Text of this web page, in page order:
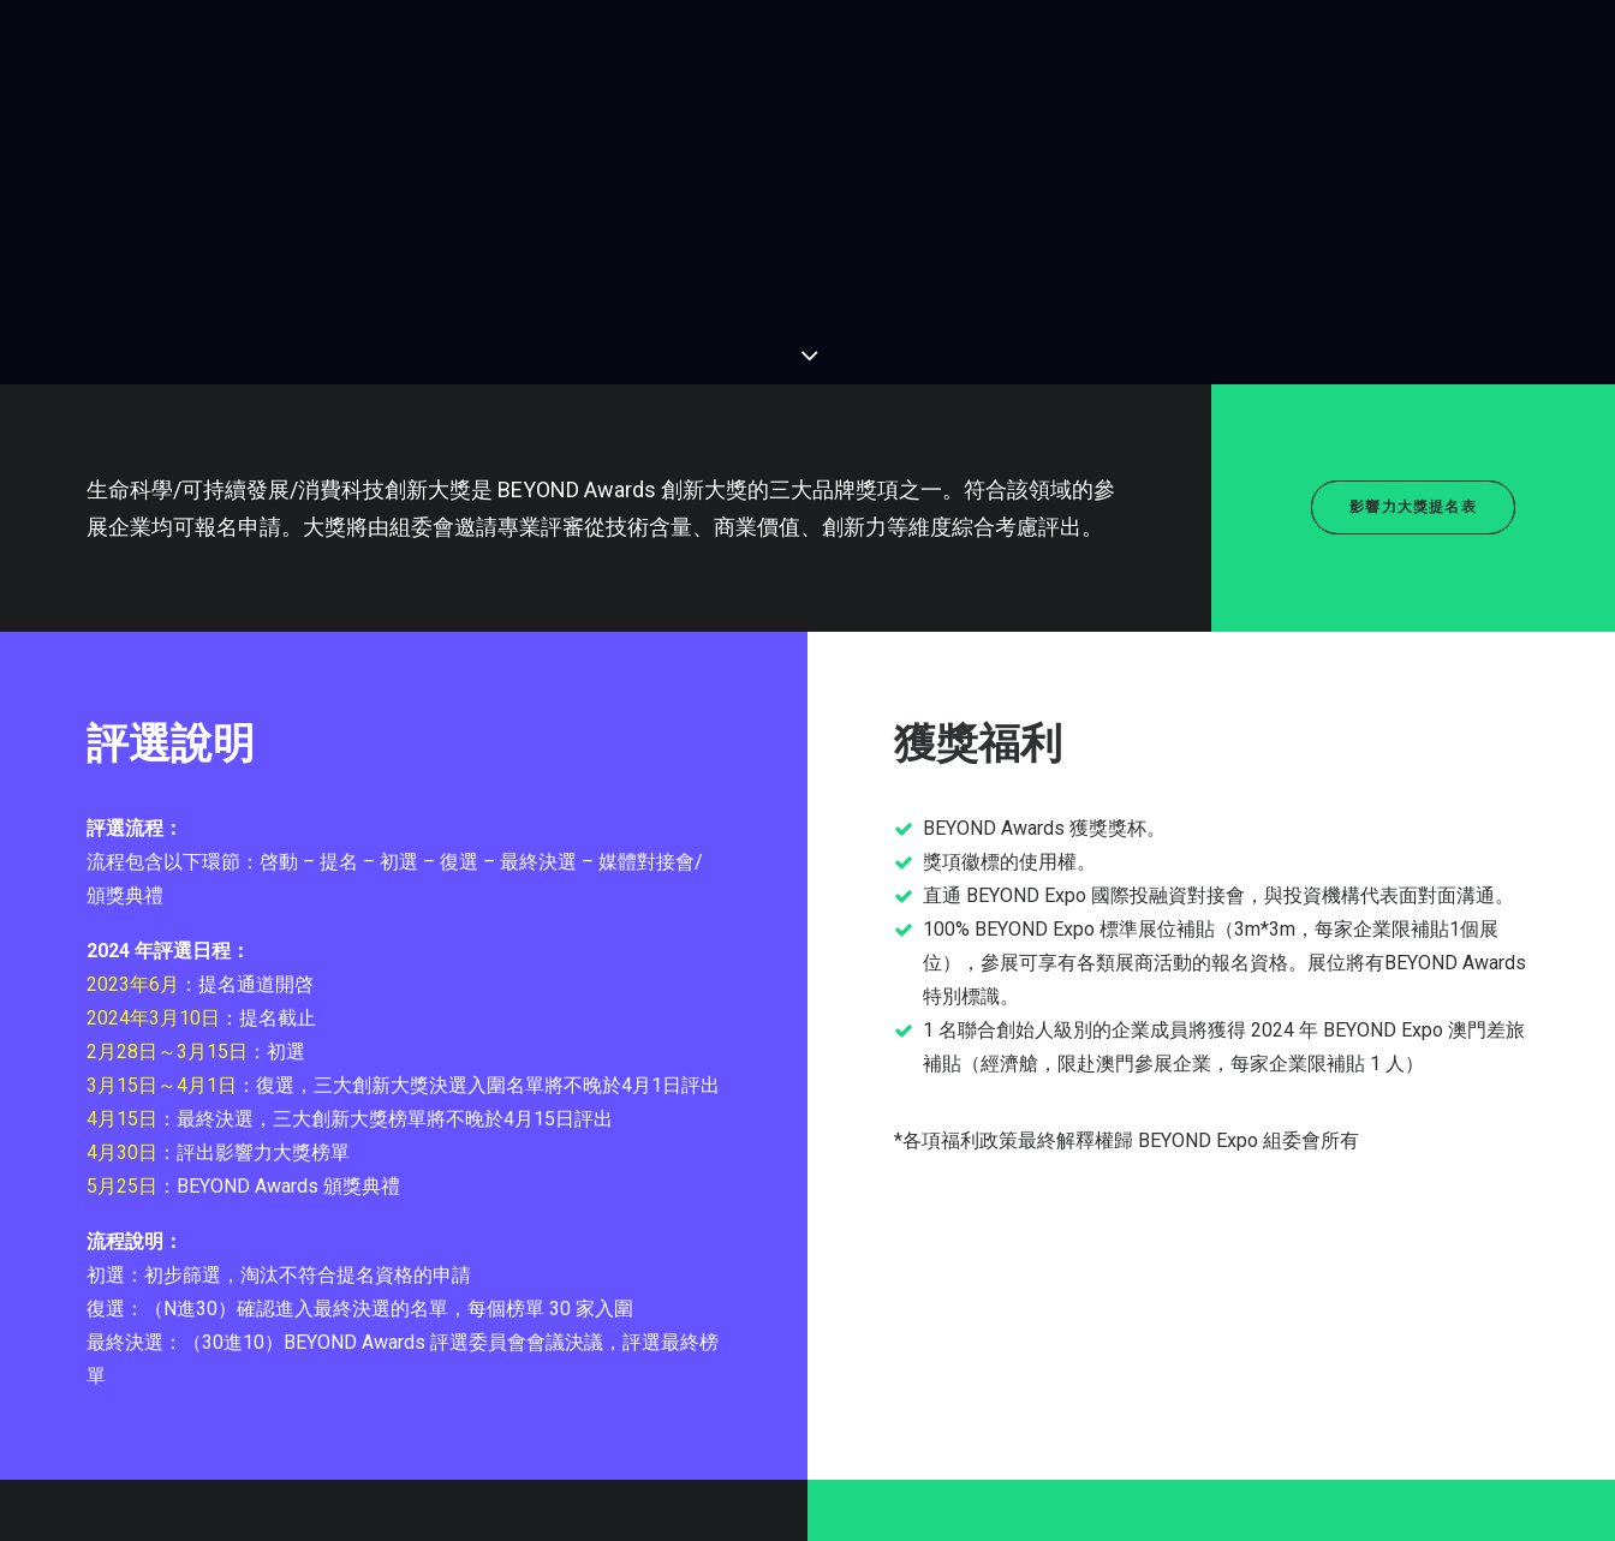
生命科學/可持續發展/消費科技創新大獎是 BEYOND Awards 創新大獎的三大品牌獎項之一。符合該領域的參
展企業均可報名申請。大獎將由組委會邀請專業評審從技術含量、商業價值、創新力等維度綜合考慮評出。
影響力大獎提名表
評選說明
評選流程：
流程包含以下環節：啓動 – 提名 – 初選 – 復選 – 最終決選 – 媒體對接會/
頒獎典禮
2024 年評選日程：
2023年6月 ：提名通道開啓
2024年3月10日 ：提名截止
2月28日～3月15日 ：初選
3月15日～4月1日 ：復選，三大創新大獎決選入圍名單將不晚於4月1日評出
4月15日 ：最終決選，三大創新大獎榜單將不晚於4月15日評出
4月30日 ：評出影響力大獎榜單
5月25日 ：BEYOND Awards 頒獎典禮
流程說明：
初選：初步篩選，淘汰不符合提名資格的申請
復選：（N進30）確認進入最終決選的名單，每個榜單 30 家入圍
最終決選：（30進10）BEYOND Awards 評選委員會會議決議，評選最終榜
單
獲獎福利
BEYOND Awards 獲獎獎杯。
獎項徽標的使用權。
直通 BEYOND Expo 國際投融資對接會，與投資機構代表面對面溝通。
100% BEYOND Expo 標準展位補貼（3m*3m，每家企業限補貼1個展
位），參展可享有各類展商活動的報名資格。展位將有BEYOND Awards
特別標識。
1 名聯合創始人級別的企業成員將獲得 2024 年 BEYOND Expo 澳門差旅
補貼（經濟艙，限赴澳門參展企業，每家企業限補貼 1 人）
*各項福利政策最終解釋權歸 BEYOND Expo 組委會所有